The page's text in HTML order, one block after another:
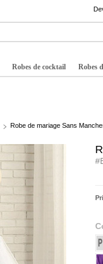
Robes de cocktail Robes
Robe de mariage Sans